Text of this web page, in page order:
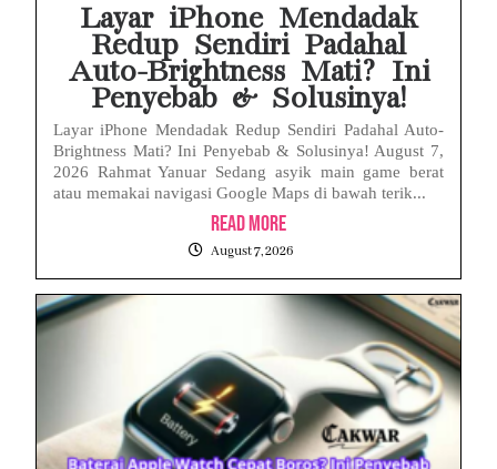
Layar iPhone Mendadak
Redup Sendiri Padahal
Auto-Brightness Mati? Ini
Penyebab & Solusinya!
Layar iPhone Mendadak Redup Sendiri Padahal Auto-
Brightness Mati? Ini Penyebab & Solusinya! August 7,
2026 Rahmat Yanuar Sedang asyik main game berat
atau memakai navigasi Google Maps di bawah terik...
Read More
August 7, 2026